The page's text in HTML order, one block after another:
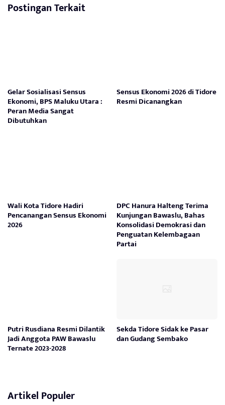
Postingan Terkait
Gelar Sosialisasi Sensus
Ekonomi, BPS Maluku Utara :
Peran Media Sangat
Dibutuhkan
Sensus Ekonomi 2026 di Tidore
Resmi Dicanangkan
Wali Kota Tidore Hadiri
Pencanangan Sensus Ekonomi
2026
DPC Hanura Halteng Terima
Kunjungan Bawaslu, Bahas
Konsolidasi Demokrasi dan
Penguatan Kelembagaan
Partai
Putri Rusdiana Resmi Dilantik
Jadi Anggota PAW Bawaslu
Ternate 2023-2028
Sekda Tidore Sidak ke Pasar
dan Gudang Sembako
Artikel Populer